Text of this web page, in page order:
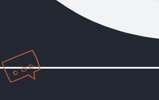
Přidáno do